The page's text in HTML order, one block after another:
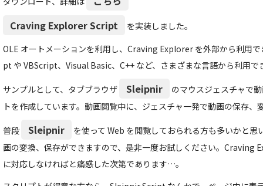
Craving Explorer Script
を実装しました。
OLE オートメーションを利用し、Craving Explorer を外部から利用
pt や VBScript、Visual Basic、C++ など、さまざまな言語から利用で
サンプルとして、タブブラウザ Sleipnir
のマウスジェスチャで
トを作成しています。動画閲覧中に、ジェスチャ一発で動画の保存、
普段 Sleipnir
を使って Web を閲覧しておられる方も多いかと
画の変換、保存ができますので、是非一度お試しください。Craving
に対応しなければと痛感した次第であります…。